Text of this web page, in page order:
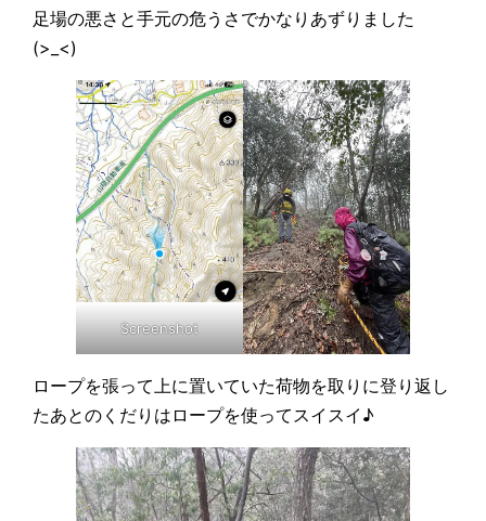
足場の悪さと手元の危うさでかなりあずりました
(>_<)
Screenshot
ロープを張って上に置いていた荷物を取りに登り返し
たあとのくだりはロープを使ってスイスイ♪